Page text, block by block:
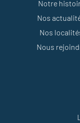
Notre
Nos
Nos
Nous